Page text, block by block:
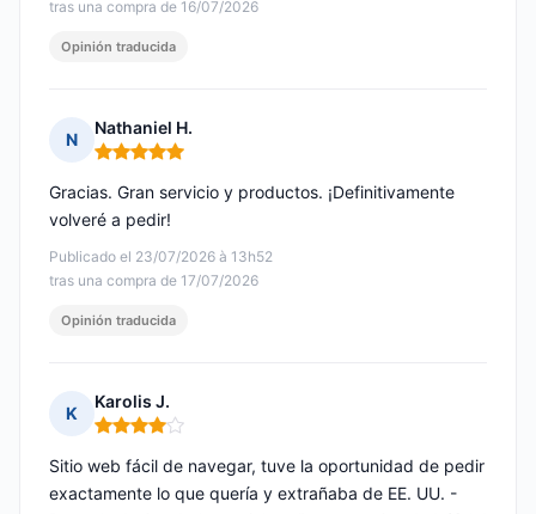
tras una compra de 16/07/2026
Opinión traducida
N
Nathaniel H.
Nota: 5 de 5
Publicado el 23/07/2026 à 13h52
tras una compra de 17/07/2026
Gracias. Gran servicio y productos. ¡Definitivamente
volveré a pedir!
Opinión traducida
K
Karolis J.
Nota: 4 de 5
Sitio web fácil de navegar, tuve la oportunidad de pedir
exactamente lo que quería y extrañaba de EE. UU. -